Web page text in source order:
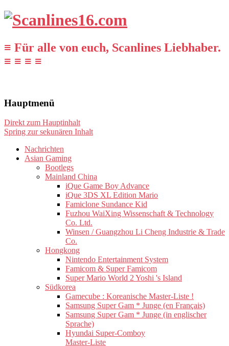
≡ Für alle von euch, Scanlines Liebhaber.
≡ ≡ ≡ ≡
Hauptmenü
Direkt zum Hauptinhalt
Spring zur sekunären Inhalt
Nachrichten
Asian Gaming
Bootlegs
Mainland China
iQue Game Boy Advance
iQue 3DS XL Edition Mario
Famiclone Sundance Kid
Fuzhou WaiXing Wissenschaft & Technology
Co. Ltd.
Winsen / Guangzhou Li Cheng Industrie & Trade
Co.
Hongkong
Nintendo Entertainment System
Famicom & Super Famicom
Super Mario World 2 Yoshi 's Island
Südkorea
Gamecube : Koreanische Master-Liste !
Samsung Super Gam * Junge (en Français)
Samsung Super Gam * Junge (in englischer
Sprache)
Hyundai Super-Comboy
Master-Liste